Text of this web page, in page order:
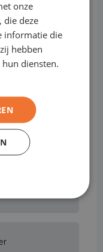
onze
die deze
informatie die
hebben
diensten.